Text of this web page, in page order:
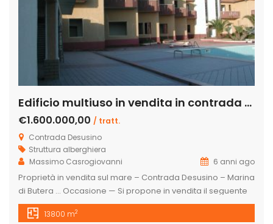
Edificio multiuso in vendita in contrada Desusino s.n.c., Butera
€1.600.000,00 / tratt.
Contrada Desusino
Struttura alberghiera
Massimo Casrogiovanni
6 anni ago
Proprietà in vendita sul mare – Contrada Desusino – Marina
di Butera … Occasione — Si propone in vendita il seguente
cespite immobiliare, totalmente da ristrutturare, a confine
con la spiaggia, ottima struttura ricettiva, per casa di riposo
13800 m2